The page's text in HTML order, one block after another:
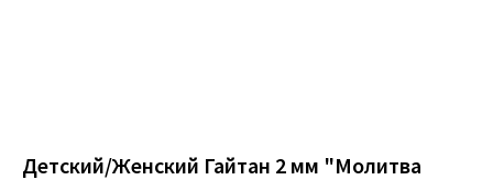
Детский/Женский Гайтан 2 мм "Молитва